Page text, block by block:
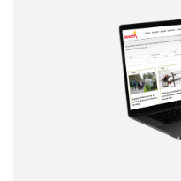
Correo electrónico
Tipo de comentario